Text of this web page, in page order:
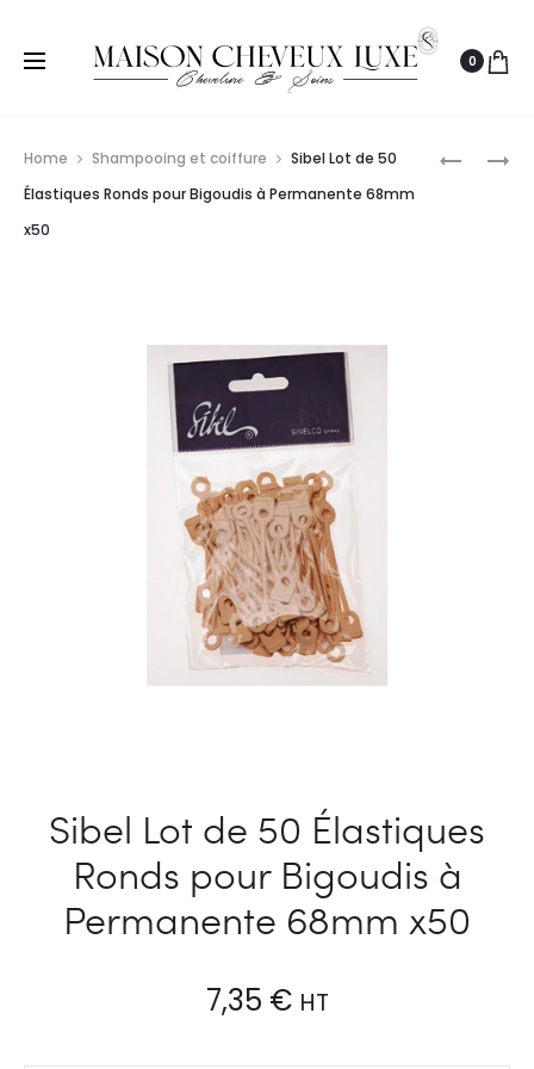
0
Home Shampooing et coiffure
Sibel Lot de 50
Élastiques Ronds pour Bigoudis à Permanente 68mm
x50
Sibel Lot de 50 Élastiques
Ronds pour Bigoudis à
Permanente 68mm x50
7,35 € HT